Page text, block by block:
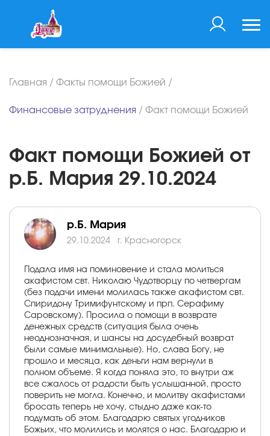
Главная / Факты помощи Божией /
Финансовые затруднения / Факт помощи Божией
Факт помощи Божией от
р.Б. Мария 29.10.2024
р.Б. Мария
29.10.2024 г. Красногорск
Подала имя на поминовение и стала молиться
акафистом свт. Николаю Чудотворцу по четвергам
(без подачи имени молилась также акафистом свт.
Спиридону Тримифунтскому и прп. Серафиму
Саровскому). Просила о помощи в возврате
денежных средств (ситуация была очень
неоднозначная, и шансы на досудебный возврат
были самые минимальные). Но, слава Богу, не
прошло и месяца, как деньги нам вернули в
полном объеме. Я когда поняла это, то внутри аж
все сжалось от радости быть услышанной, просто
поверить не могла. Конечно, и молитву акафистами
бросать теперь не хочу, стыдно даже как-то
подумать об этом. Благодарю святых угодников
Божьих, что молились и молятся о нас. Благодарю и